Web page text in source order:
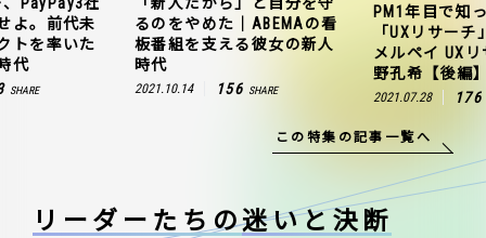
よ。前代未
トを率いた
代
SHARE
るのをやめた｜ABEMAの看
板番組を支える彼女の新人
時代
2021.10.14 156 SHARE
PM1年目で知
「UXリサー
メルペイ UX
野孔希【後編
2021.07.28 176
この特集の記事一覧へ
リーダーたちの迷いと決断